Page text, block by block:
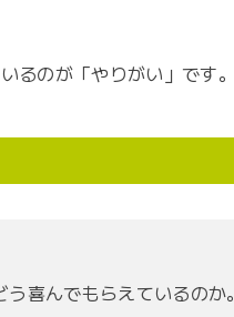
るのが「やりがい」です。
喜んでもらえているのか。